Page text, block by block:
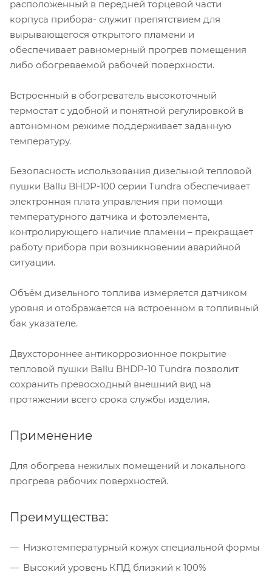
расположенный в передней торцевой части
корпуса прибора- служит препятствием для
вырывающегося открытого пламени и
обеспечивает равномерный прогрев помещения
либо обогреваемой рабочей поверхности.
Встроенный в обогреватель высокоточный
термостат с удобной и понятной регулировкой в
автономном режиме поддерживает заданную
температуру.
Безопасность использования дизельной тепловой
пушки Ballu BHDP-100 серии Tundra обеспечивает
электронная плата управления при помощи
температурного датчика и фотоэлемента,
контролирующего наличие пламени – прекращает
работу прибора при возникновении аварийной
ситуации.
Объём дизельного топлива измеряется датчиком
уровня и отображается на встроенном в топливный
бак указателе.
Двухстороннее антикоррозионное покрытие
тепловой пушки Ballu BHDP-10 Tundra позволит
сохранить превосходный внешний вид на
протяжении всего срока службы изделия.
Применение
Для обогрева нежилых помещений и локального
прогрева рабочих поверхностей.
Преимущества:
Низкотемпературный кожух специальной формы
Высокий уровень КПД близкий к 100%